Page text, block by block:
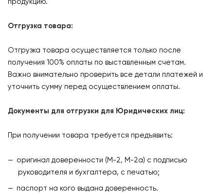
Отгрузка товара:
Отгрузка товара осуществляется только после
получения 100% оплаты по выставленным счетам.
Важно внимательно проверить все детали платежей и
уточнить сумму перед осуществлением оплаты.
Документы для отгрузки для Юридических лиц:
При получении товара требуется предъявить:
оригинал доверенности (М-2, М-2а) с подписью
руководителя и бухгалтера, с печатью;
паспорт на кого выдана доверенность.